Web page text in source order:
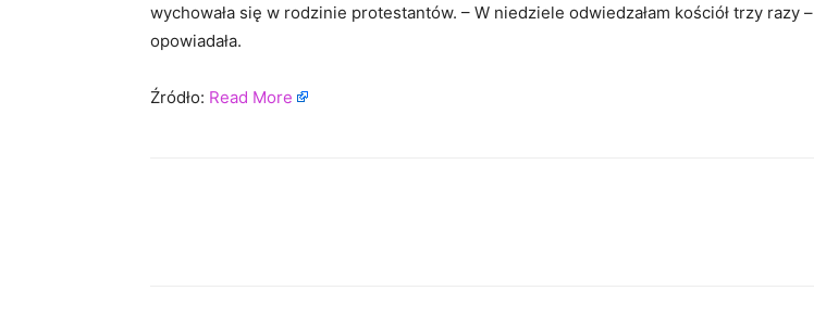
wychowała się w rodzinie protestantów. – W niedziele odwiedzałam kościół trzy razy –
opowiadała.
Źródło: Read More